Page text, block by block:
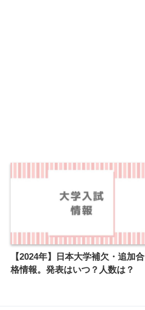
【2024年】日本大学補欠・追加合
格情報。発表はいつ？人数は？